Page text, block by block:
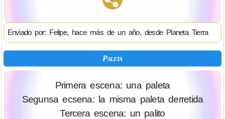
Enviado por: Felipe, hace más de un año, desde Planeta Tierra
Paleta
Primera escena: una paleta
Segunsa ecsena: la misma paleta derretida
Tercera escena: un palito